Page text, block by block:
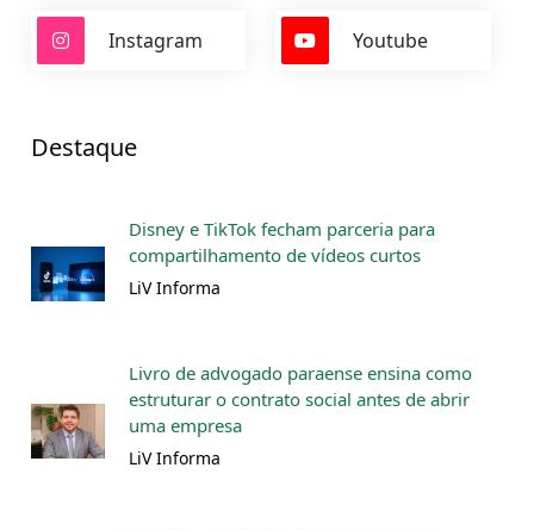
Instagram Youtube
Destaque
Disney e TikTok fecham parceria para
compartilhamento de vídeos curtos
LiV Informa
Livro de advogado paraense ensina como
estruturar o contrato social antes de abrir
uma empresa
LiV Informa